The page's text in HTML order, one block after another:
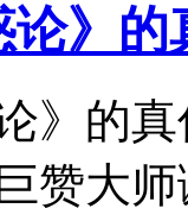
论》的
》的
大